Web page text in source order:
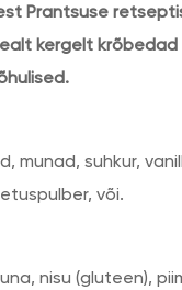
Prantsuse
kergelt
munad, suhkur,
või.
nisu (gluteen),